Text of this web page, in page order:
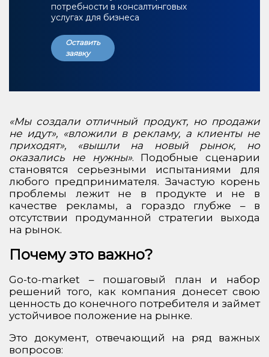
потребности в консалтинговых
услугах для бизнеса
Оставить
заявку
«Мы создали отличный продукт, но продажи
не идут», «вложили в рекламу, а клиенты не
приходят», «вышли на новый рынок, но
оказались не нужны». Подобные сценарии
становятся серьезными испытаниями для
любого предпринимателя. Зачастую корень
проблемы лежит не в продукте и не в
качестве рекламы, а гораздо глубже – в
отсутствии продуманной стратегии выхода
на рынок.
Почему это важно?
Go-to-market – пошаговый план и набор
решений того, как компания донесет свою
ценность до конечного потребителя и займет
устойчивое положение на рынке.
Это документ, отвечающий на ряд важных
вопросов: